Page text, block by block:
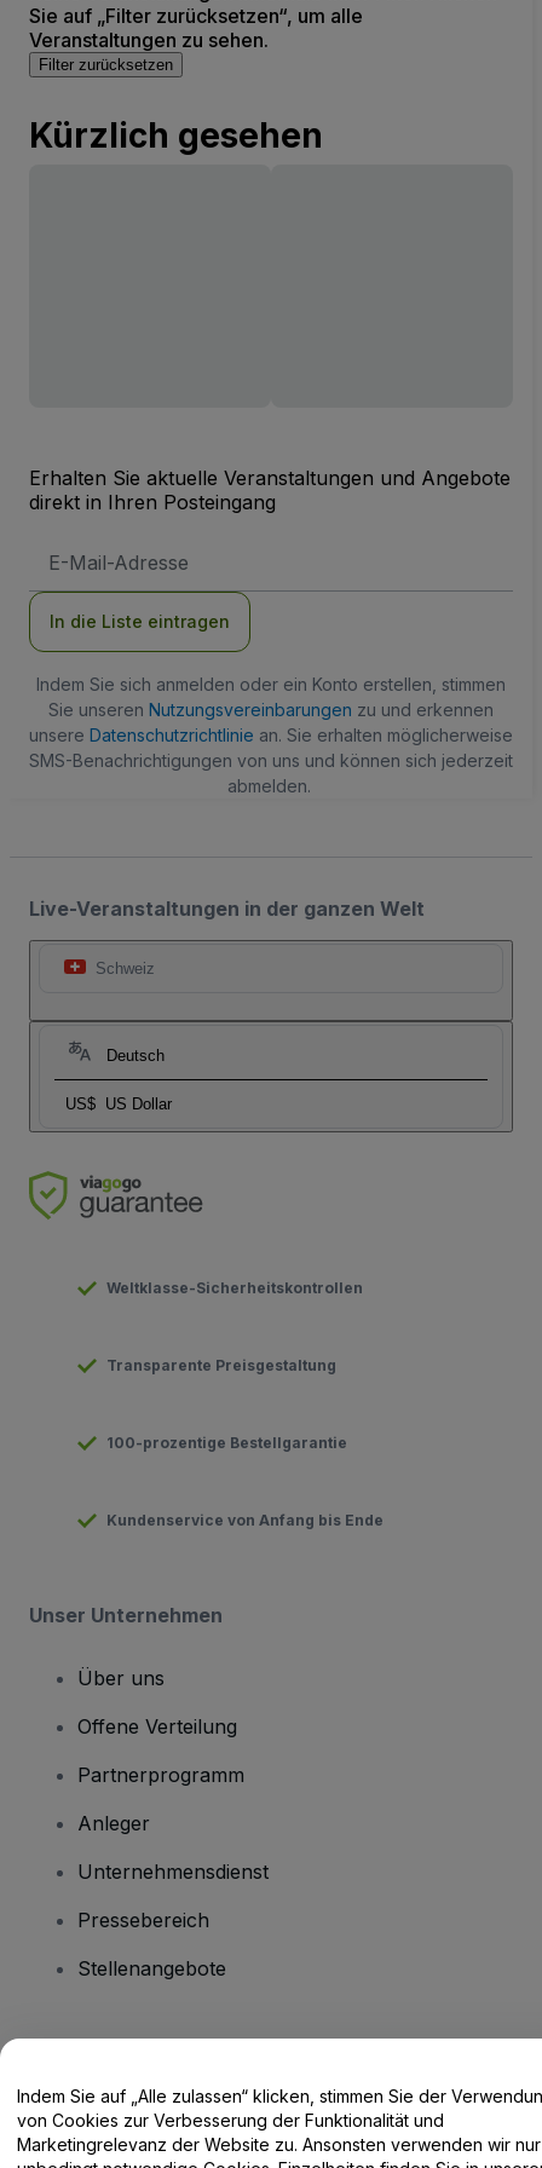
Sie auf „Filter zurücksetzen“, um alle
Veranstaltungen zu sehen.
Filter zurücksetzen
Kürzlich gesehen
Erhalten Sie aktuelle Veranstaltungen und Angebote
direkt in Ihren Posteingang
Mail-
In die Liste eintragen
Indem Sie sich anmelden oder ein Konto erstellen, stimmen
Sie unseren Nutzungsvereinbarungen zu und erkennen
unsere Datenschutzrichtlinie an. Sie erhalten möglicherweise
SMS-Benachrichtigungen von uns und können sich jederzeit
abmelden.
Live-Veranstaltungen in der ganzen Welt
Schweiz
Deutsch
US$ US Dollar
Weltklasse-Sicherheitskontrollen
Transparente Preisgestaltung
100-prozentige Bestellgarantie
Kundenservice von Anfang bis Ende
Unser Unternehmen
Über uns
Offene Verteilung
Partnerprogramm
Anleger
Unternehmensdienst
Pressebereich
Stellenangebote
Hilfe-Center / Kontakt
Indem Sie auf „Alle zulassen“ klicken, stimmen Sie der
von Cookies zur Verbesserung der Funktionalität und
Marketingrelevanz der Website zu. Ansonsten verwenden wir nur